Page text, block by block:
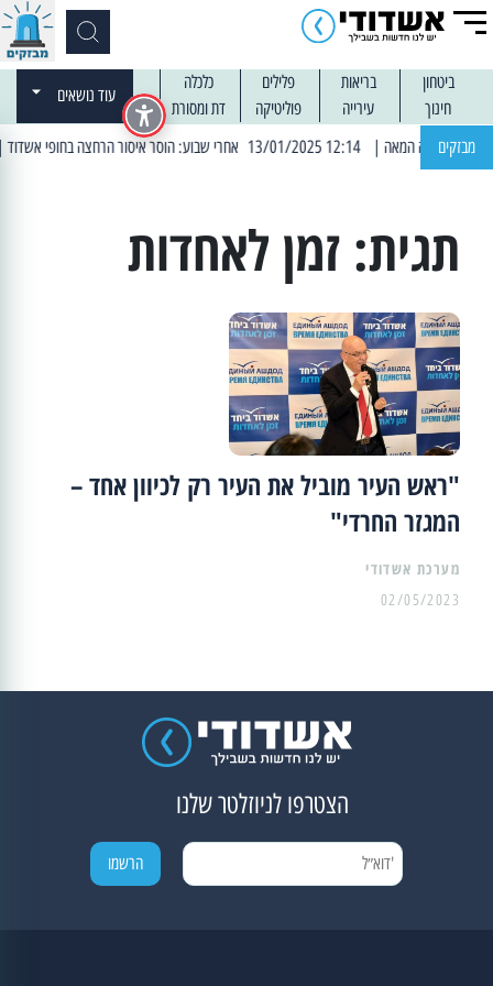
ביטחון בריאות פלילים
כלכלה
חינוך
עירייה פוליטיקה דת ומסורת
עוד נושאים
מבזקים | 12:14 13/01/2025 אחרי שבוע: הוסר איסור הרחצה בחופי אשדוד | 13:04 14/01/2025
תגית: זמן לאחדות
"ראש העיר מוביל את העיר רק לכיוון אחד –
המגזר החרדי"
מערכת אשדודי
02/05/2023
הצטרפו לניוזלטר שלנו